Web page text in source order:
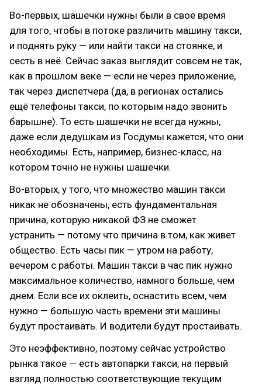
Во-первых, шашечки нужны были в свое время
для того, чтобы в потоке различить машину такси,
и поднять руку — или найти такси на стоянке, и
сесть в неё. Сейчас заказ выглядит совсем не так,
как в прошлом веке — если не через приложение,
так через диспетчера (да, в регионах остались
ещё телефоны такси, по которым надо звонить
барышне). То есть шашечки не всегда нужны,
даже если дедушкам из Госдумы кажется, что они
необходимы. Есть, например, бизнес-класс, на
котором точно не нужны шашечки.
Во-вторых, у того, что множество машин такси
никак не обозначены, есть фундаментальная
причина, которую никакой ФЗ не сможет
устранить — потому что причина в том, как живет
общество. Есть часы пик — утром на работу,
вечером с работы. Машин такси в час пик нужно
максимальное количество, намного больше, чем
днем. Если все их оклеить, оснастить всем, чем
нужно — большую часть времени эти машины
будут простаивать. И водители будут простаивать.
Это неэффективно, поэтому сейчас устройство
рынка такое — есть автопарки такси, на первый
взгляд полностью соответствующие текущим